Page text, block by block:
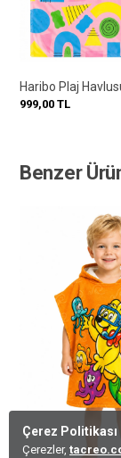
Haribo Plaj
999,00 TL
Benzer
Çerez Politikası
Çerezler,